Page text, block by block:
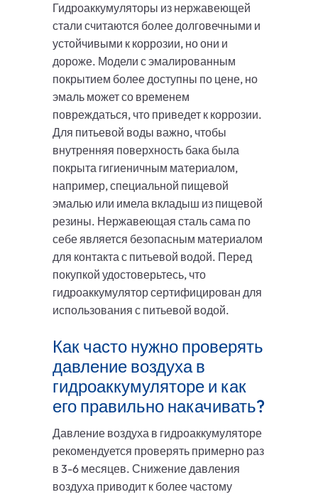
Гидроаккумуляторы из нержавеющей
стали считаются более долговечными и
устойчивыми к коррозии, но они и
дороже. Модели с эмалированным
покрытием более доступны по цене, но
эмаль может со временем
повреждаться, что приведет к коррозии.
Для питьевой воды важно, чтобы
внутренняя поверхность бака была
покрыта гигиеничным материалом,
например, специальной пищевой
эмалью или имела вкладыш из пищевой
резины. Нержавеющая сталь сама по
себе является безопасным материалом
для контакта с питьевой водой. Перед
покупкой удостоверьтесь, что
гидроаккумулятор сертифицирован для
использования с питьевой водой.
Как часто нужно проверять
давление воздуха в
гидроаккумуляторе и как
его правильно накачивать?
Давление воздуха в гидроаккумуляторе
рекомендуется проверять примерно раз
в 3-6 месяцев. Снижение давления
воздуха приводит к более частому